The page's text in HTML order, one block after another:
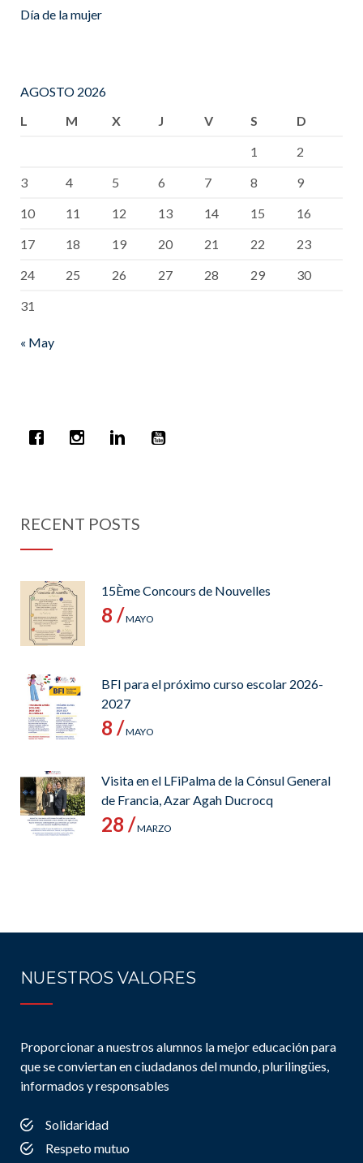
Día de la mujer
AGOSTO 2026
L
M X J V S
D
1
2
3
4 5 6 7 8
9
10
11 12 13 14 15
16
17
18 19 20 21 22
23
24
25 26 27 28 29
30
31
« May
RECENT POSTS
15Ème Concours de Nouvelles
8 /MAYO
BFI para el próximo curso escolar 2026-
2027
8 /MAYO
Visita en el LFiPalma de la Cónsul General
de Francia, Azar Agah Ducrocq
28 /MARZO
NUESTROS VALORES
Proporcionar a nuestros alumnos la mejor educación para
que se conviertan en ciudadanos del mundo, plurilingües,
informados y responsables
Solidaridad
Respeto mutuo